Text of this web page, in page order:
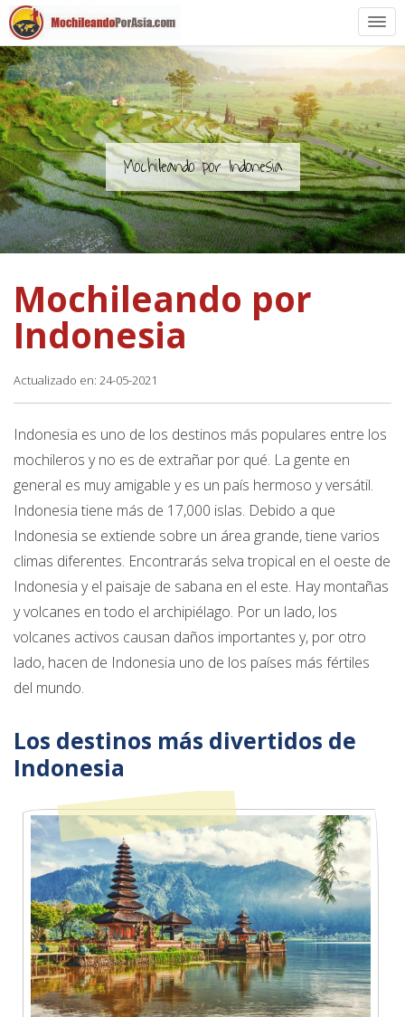
Preparación
Países de Asia
Rutas de mochileros
Vuelos a Asia
Blogs
Guías
Mochileando por Indonesia
Mochileando por
Indonesia
Actualizado en: 24-05-2021
Indonesia es uno de los destinos más populares entre los
mochileros y no es de extrañar por qué. La gente en
general es muy amigable y es un país hermoso y versátil.
Indonesia tiene más de 17,000 islas. Debido a que
Indonesia se extiende sobre un área grande, tiene varios
climas diferentes. Encontrarás selva tropical en el oeste de
Indonesia y el paisaje de sabana en el este. Hay montañas
y volcanes en todo el archipiélago. Por un lado, los
volcanes activos causan daños importantes y, por otro
lado, hacen de Indonesia uno de los países más fértiles
del mundo.
Los destinos más divertidos de
Indonesia